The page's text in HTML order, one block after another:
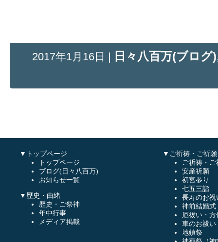
2017年1月16日 | 日々八百万(ブログ)
▼トップページ
トップページ
ブログ(日々八百万)
お知らせ一覧
▼歴史・由緒
歴史・ご祭神
年中行事
メディア掲載
▼ご祈祷・ご祈願
ご祈祷・ご
安産祈願
初宮参り
七五三詣
長寿のお祝
神前結婚式
厄祓い・方
車のお祓い
地鎮祭